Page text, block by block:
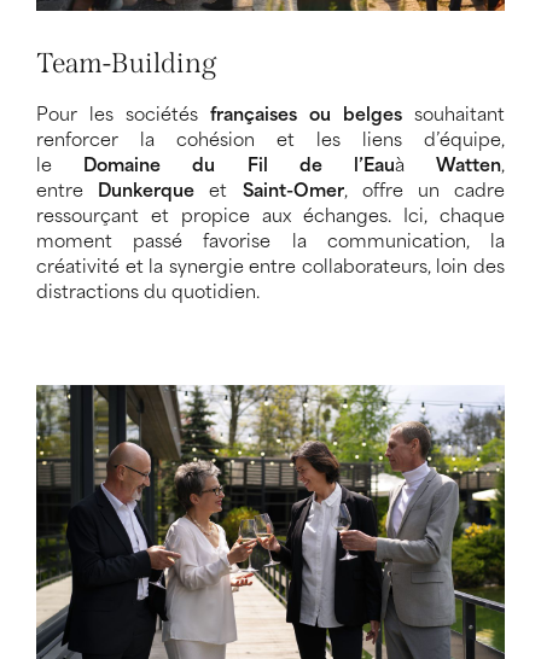
Team-Building
Pour les sociétés françaises ou belges souhaitant
renforcer la cohésion et les liens d’équipe,
le
Domaine du Fil de l’EauàWatten,
entre
Dunkerque et Saint-Omer, offre un cadre
ressourçant et propice aux échanges. Ici, chaque
moment passé favorise la communication, la
créativité et la synergie entre collaborateurs, loin des
distractions du quotidien.